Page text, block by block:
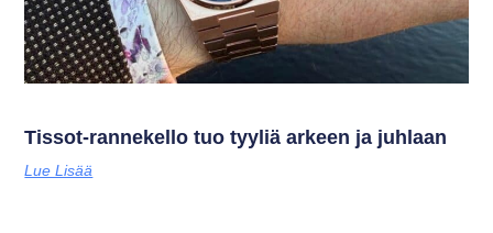
Tissot-rannekello tuo tyyliä arkeen ja juhlaan
Lue Lisää